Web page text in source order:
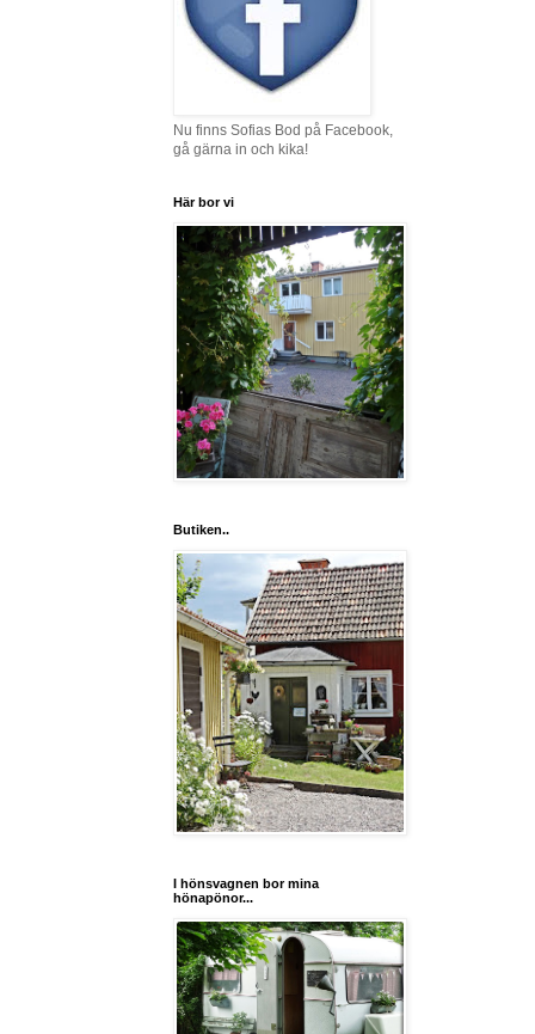
Nu finns Sofias Bod på Facebook,
gå gärna in och kika!
Här bor vi
Butiken..
I hönsvagnen bor mina
hönapönor...